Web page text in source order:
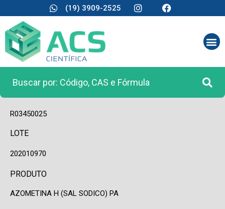
(19) 3909-2525
R03450025
LOTE
202010970
PRODUTO
AZOMETINA H (SAL SODICO) PA